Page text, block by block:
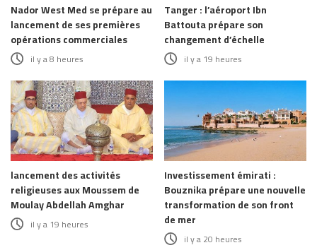
Nador West Med se prépare au
lancement de ses premières
opérations commerciales
il y a 8 heures
Tanger : l’aéroport Ibn
Battouta prépare son
changement d’échelle
il y a 19 heures
lancement des activités
religieuses aux Moussem de
Moulay Abdellah Amghar
il y a 19 heures
Investissement émirati :
Bouznika prépare une nouvelle
transformation de son front
de mer
il y a 20 heures